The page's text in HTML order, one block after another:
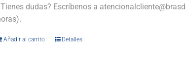
dudas? Escríbenos a
Añadir al carrito Detalles